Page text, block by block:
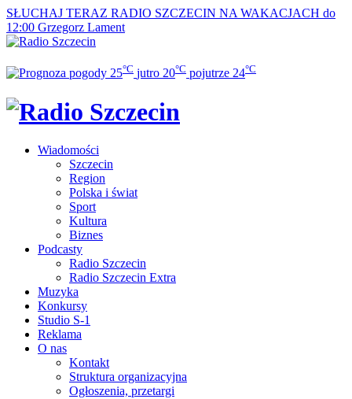
SŁUCHAJ TERAZ RADIO SZCZECIN NA WAKACJACH do
12:00 Grzegorz Lament
25°C jutro 20°C pojutrze 24°C
Wiadomości
Szczecin
Region
Polska i świat
Sport
Kultura
Biznes
Podcasty
Radio Szczecin
Radio Szczecin Extra
Muzyka
Konkursy
Studio S-1
Reklama
O nas
Kontakt
Struktura organizacyjna
Ogłoszenia, przetargi